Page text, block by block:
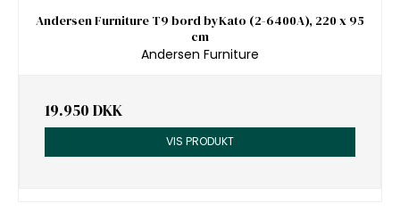
Andersen Furniture T9 bord byKato (2-6400A), 220 x 95
cm
Andersen Furniture
19.950 DKK
VIS PRODUKT